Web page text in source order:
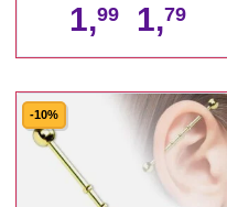
1,99 1,79
-10%